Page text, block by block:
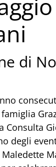
di
Consulta
degli